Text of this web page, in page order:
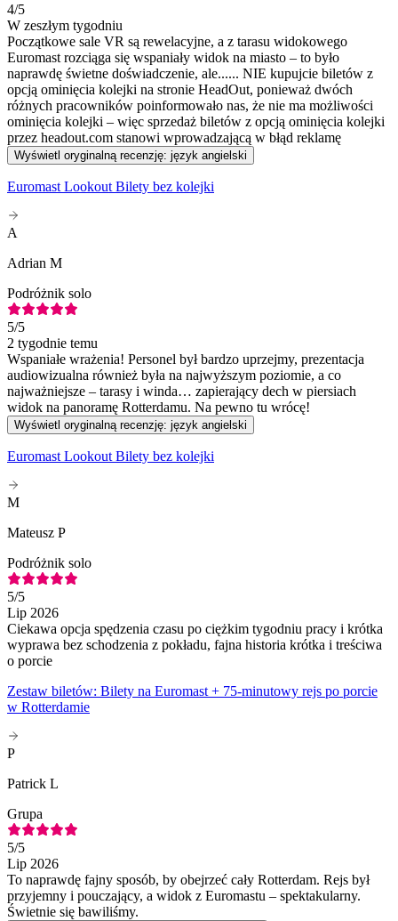
4/5
W zeszłym tygodniu
Początkowe sale VR są rewelacyjne, a z tarasu widokowego
Euromast rozciąga się wspaniały widok na miasto – to było
naprawdę świetne doświadczenie, ale...... NIE kupujcie biletów z
opcją ominięcia kolejki na stronie HeadOut, ponieważ dwóch
różnych pracowników poinformowało nas, że nie ma możliwości
ominięcia kolejki – więc sprzedaż biletów z opcją ominięcia kolejki
przez headout.com stanowi wprowadzającą w błąd reklamę
Wyświetl oryginalną recenzję: język angielski
Euromast Lookout Bilety bez kolejki
A
Adrian M
Podróżnik solo
5/5
2 tygodnie temu
Wspaniałe wrażenia! Personel był bardzo uprzejmy, prezentacja
audiowizualna również była na najwyższym poziomie, a co
najważniejsze – tarasy i winda… zapierający dech w piersiach
widok na panoramę Rotterdamu. Na pewno tu wrócę!
Wyświetl oryginalną recenzję: język angielski
Euromast Lookout Bilety bez kolejki
M
Mateusz P
Podróżnik solo
5/5
Lip 2026
Ciekawa opcja spędzenia czasu po ciężkim tygodniu pracy i krótka
wyprawa bez schodzenia z pokładu, fajna historia krótka i treściwa
o porcie
Zestaw biletów: Bilety na Euromast + 75-minutowy rejs po porcie
w Rotterdamie
P
Patrick L
Grupa
5/5
Lip 2026
To naprawdę fajny sposób, by obejrzeć cały Rotterdam. Rejs był
przyjemny i pouczający, a widok z Euromastu – spektakularny.
Świetnie się bawiliśmy.